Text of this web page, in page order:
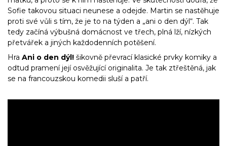
Sofie takovou situaci neunese a odejde. Martin se nastěhuje
proti své vůli s tím, že je to na týden a „ani o den dýl“. Tak
tedy začíná výbušná domácnost ve třech, plná lží, nízkých
přetvářek a jiných každodenních potěšení.
Hra Ani o den dýl! šikovně převrací klasické prvky komiky a
odtud pramení její osvěžující originalita. Je tak ztřeštěná, jak
se na francouzskou komedii sluší a patří.